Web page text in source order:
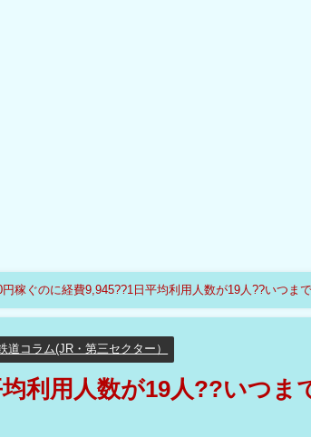
円稼ぐのに経費9,945??1日平均利用人数が19人??いつまで
道コラム(JR・第三セクター）
利用人数が19人??いつま